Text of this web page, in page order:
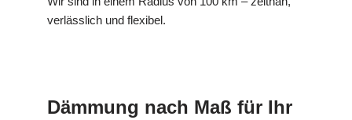
verlässlich und flexibel.
Dämmung nach Maß für Ihr